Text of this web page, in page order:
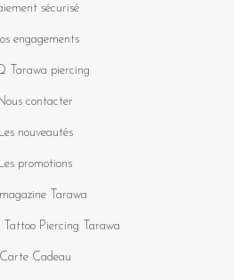
sécurisé
engagements
Tarawa piercing
contacter
nouveautés
promotions
Tarawa
Tattoo Piercing Tarawa
Carte Cadeau